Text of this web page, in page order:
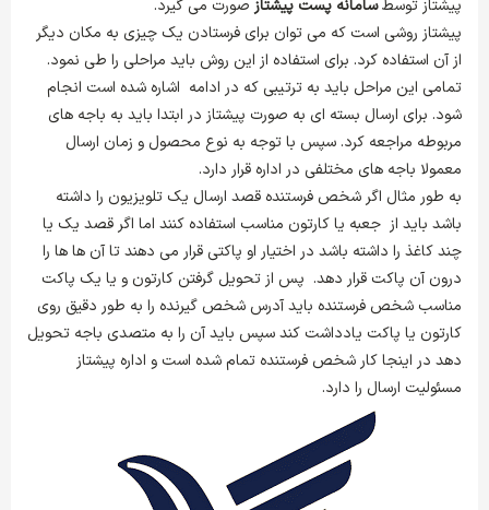
پیشتاز توسطسامانه پست پیشتاز صورت می گیرد.
پیشتاز روشی است که می توان برای فرستادن یک چیزی به مکان دیگر
از آن استفاده کرد. برای استفاده از این روش باید مراحلی را طی نمود.
تمامی این مراحل باید به ترتیبی که در ادامه اشاره شده است انجام
شود. برای ارسال بسته ای به صورت پیشتاز در ابتدا باید به باجه های
مربوطه مراجعه کرد. سپس با توجه به نوع محصول و زمان ارسال
معمولا باجه های مختلفی در اداره قرار دارد.
به طور مثال اگر شخص فرستنده قصد ارسال یک تلویزیون را داشته
باشد باید از جعبه یا کارتون مناسب استفاده کنند اما اگر قصد یک یا
چند کاغذ را داشته باشد در اختیار او پاکتی قرار می دهند تا آن ها ها را
درون آن پاکت قرار دهد. پس از تحویل گرفتن کارتون و یا یک پاکت
مناسب شخص فرستنده باید آدرس شخص گیرنده را به طور دقیق روی
کارتون یا پاکت یادداشت کند سپس باید آن را به متصدی باجه تحویل
دهد در اینجا کار شخص فرستنده تمام شده است و اداره پیشتاز
مسئولیت ارسال را دارد.